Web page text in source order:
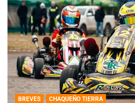
BREVES CHAQUEÑO TIERRA